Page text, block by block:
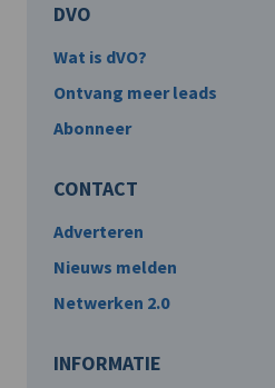
DVO
Wat is dVO?
Ontvang meer leads
Abonneer
CONTACT
Adverteren
Nieuws melden
Netwerken 2.0
INFORMATIE